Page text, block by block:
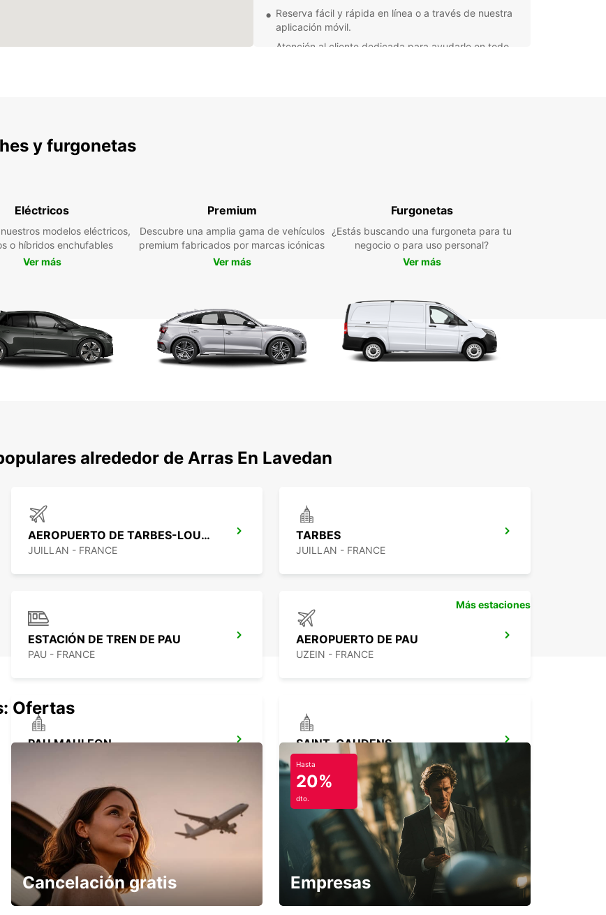
Reserva fácil y rápida en línea o a través de nuestra
aplicación móvil.
Atención al cliente dedicada para ayudarle en todo
garantizarle una experiencia de alquiler sin
complicaciones.
Confíe en Europcar para su alquiler de furgonetas en
Arras-en-Lavedan y disfrute de un servicio de calidad y
nosotros hoy y comience su viaje con total tranquilidad.
y furgonetas
Eléctricos
modelos eléctricos,
o híbridos enchufables
Ver más
Premium
Descubre una amplia gama de vehículos
premium fabricados por marcas icónicas
Ver más
Furgonetas
¿Estás buscando una furgoneta para tu
negocio o para uso personal?
Ver más
alrededor de Arras En Lavedan
AEROPUERTO DE TARBES-LOURDES
JUILLAN - FRANCE
TARBES
JUILLAN - FRANCE
ESTACIÓN DE TREN DE PAU
PAU - FRANCE
AEROPUERTO DE PAU
UZEIN - FRANCE
PAU MAULEON SAINT-GAUDENS
SAINT GAUDENS - FRANCE
Más estaciones
Ofertas
Cancelación gratis
Hasta
20%
dto.
Empresas